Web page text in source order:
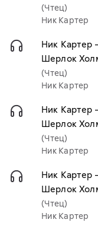
(Чтец)
Ник Картер
Ник Картер
Шерлок
(Чтец)
Ник Картер
Ник Картер
Шерлок
(Чтец)
Ник Картер
Ник Картер
Шерлок
(Чтец)
Ник Картер